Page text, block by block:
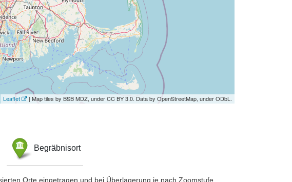
Leaflet | Map tiles by BSB MDZ, under CC BY 3.0. Data by OpenStreetMap, under ODbL.
Begräbnisort
Orte eingetragen und bei Überlagerung je nach Zoomstufe